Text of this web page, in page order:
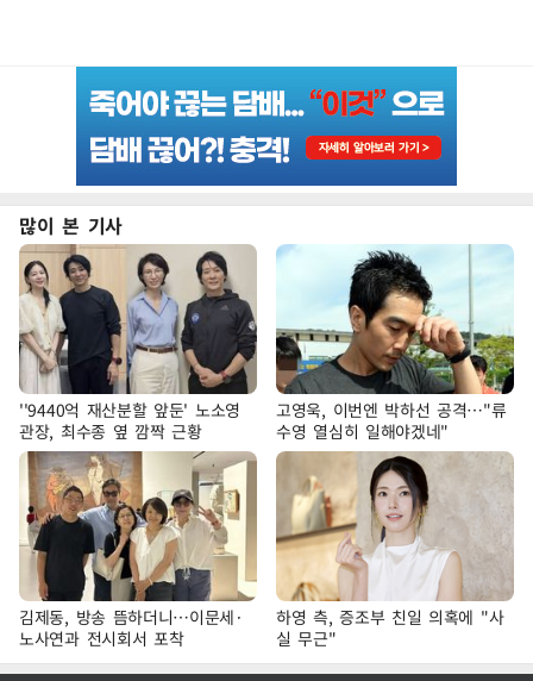
많이 본 기사
''9440억 재산분할 앞둔' 노소영
관장, 최수종 옆 깜짝 근황
고영욱, 이번엔 박하선 공격…"류
수영 열심히 일해야겠네"
김제동, 방송 뜸하더니…이문세·
노사연과 전시회서 포착
하영 측, 증조부 친일 의혹에 "사
실 무근"